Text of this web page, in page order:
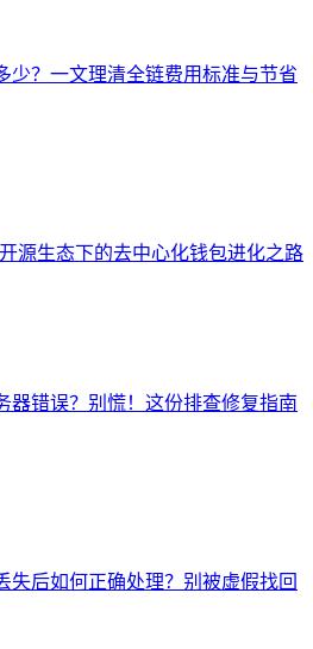
少？一文理清全链费用标准与节省
源生态下的去中心化钱包进化之路
器错误？别慌！这份排查修复指南
失后如何正确处理？别被虚假找回